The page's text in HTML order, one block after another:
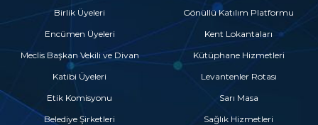
Birlik Üyeleri
Encümen Üyeleri
Meclis Başkan Vekili ve Divan
Katibi Üyeleri
Etik Komisyonu
Belediye Şirketleri
Gönüllü Katılım Platformu
Kent Lokantaları
Kütüphane Hizmetleri
Levantenler Rotası
Sarı Masa
Sağlık Hizmetleri